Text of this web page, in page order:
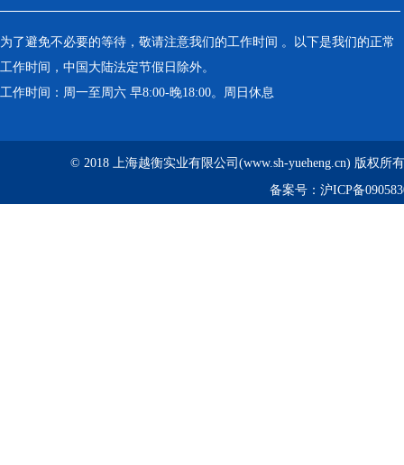
为了避免不必要的等待，敬请注意我们的工作时间 。以下是我们的正常
工作时间，中国大陆法定节假日除外。
工作时间：周一至周六 早8:00-晚18:00。周日休息
© 2018 上海越衡实业有限公司(www.sh-yueheng.cn) 版权所
备案号： 沪ICP备